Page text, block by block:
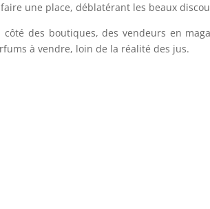
une place, déblatérant les beaux
côté des boutiques, des vendeurs en
à vendre, loin de la réalité des jus.